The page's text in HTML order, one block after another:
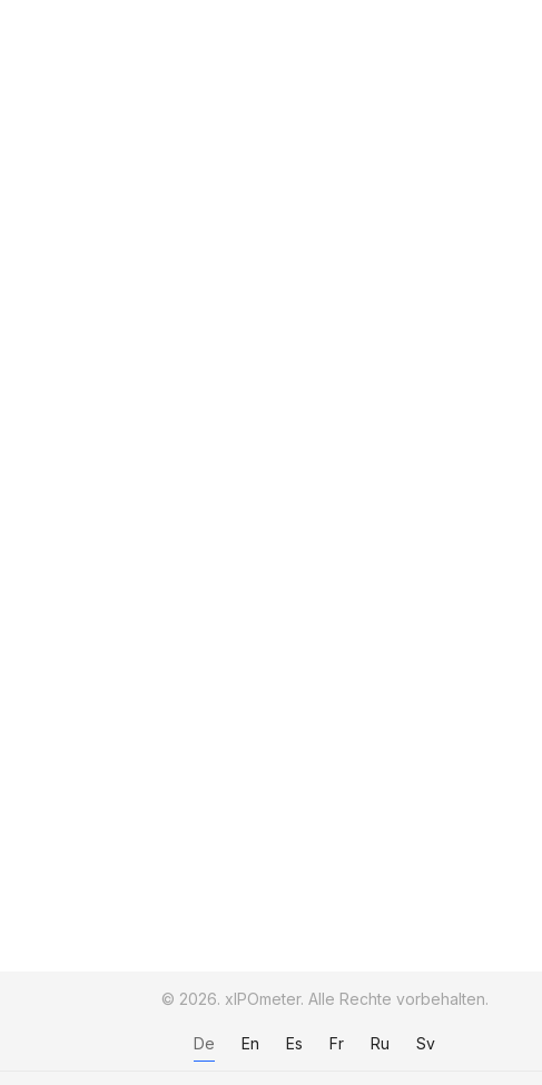
© 2026. xIPOmeter. Alle Rechte vorbehalten.
De En Es Fr Ru Sv